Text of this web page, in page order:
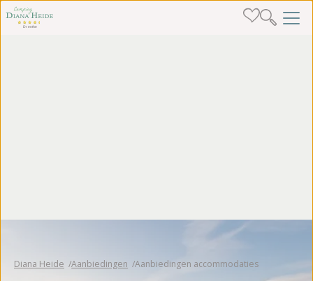
Diana Heide Aanbiedingen Aanbiedingen accommodaties